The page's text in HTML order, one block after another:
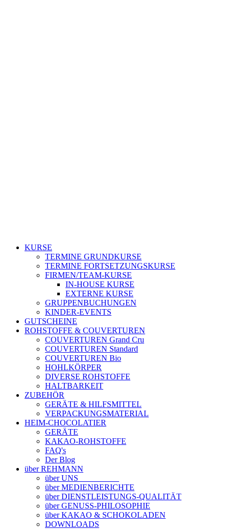
KURSE
TERMINE GRUNDKURSE
TERMINE FORTSETZUNGSKURSE
FIRMEN/TEAM-KURSE
IN-HOUSE KURSE
EXTERNE KURSE
GRUPPENBUCHUNGEN
KINDER-EVENTS
GUTSCHEINE
ROHSTOFFE & COUVERTUREN
COUVERTUREN Grand Cru
COUVERTUREN Standard
COUVERTUREN Bio
HOHLKÖRPER
DIVERSE ROHSTOFFE
HALTBARKEIT
ZUBEHÖR
GERÄTE & HILFSMITTEL
VERPACKUNGSMATERIAL
HEIM-CHOCOLATIER
GERÄTE
KAKAO-ROHSTOFFE
FAQ's
Der Blog
über REHMANN
über UNS
über MEDIENBERICHTE
über DIENSTLEISTUNGS-QUALITÄT
über GENUSS-PHILOSOPHIE
über KAKAO & SCHOKOLADEN
DOWNLOADS